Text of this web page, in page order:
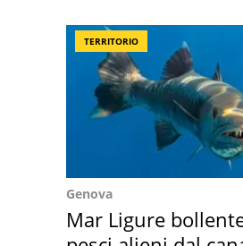
TERRITORIO
Genova
Mar Ligure